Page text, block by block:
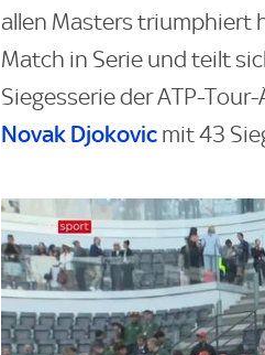
allen Masters triumphiert
Match in Serie und teilt
Siegesserie der ATP-
Novak Djokovic mit 43